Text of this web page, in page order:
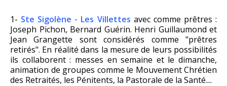
1- Ste Sigolène - Les Villettes avec comme prêtres :
Joseph Pichon, Bernard Guérin. Henri Guillaumond et
Jean Grangette sont considérés comme "prêtres
retirés". En réalité dans la mesure de leurs possibilités
ils collaborent : messes en semaine et le dimanche,
animation de groupes comme le Mouvement Chrétien
des Retraités, les Pénitents, la Pastorale de la Santé....